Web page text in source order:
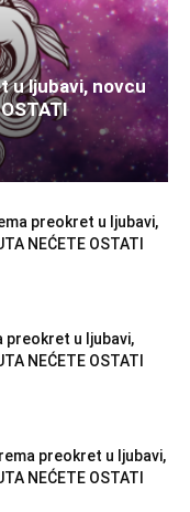
u ljubavi, novcu
preokret u ljubavi,
NEĆETE OSTATI
preokret u ljubavi,
NEĆETE OSTATI
preokret u ljubavi,
NEĆETE OSTATI